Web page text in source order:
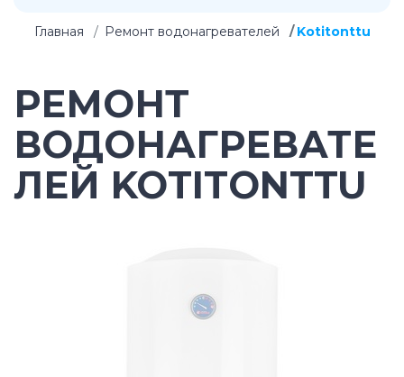
Главная Ремонт водонагревателей Kotitonttu
РЕМОНТ
ВОДОНАГРЕВАТЕ
ЛЕЙ KOTITONTTU